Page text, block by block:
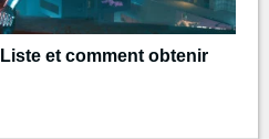
et comment obtenir